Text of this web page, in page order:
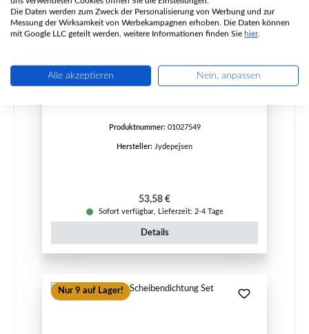
Produktnummer: 01027549
Hersteller: Jydepejsen
Regulärer Preis:
53,58 €
Sofort verfügbar, Lieferzeit: 2-4 Tage
Details
Nur 9 auf Lager!
Die Daten werden zum Zweck der Personalisierung von Werbung und zur
Messung der Wirksamkeit von Werbekampagnen erhoben. Die Daten können
mit Google LLC geteilt werden, weitere Informationen finden Sie hier.
Alle akzeptieren Nein, anpassen